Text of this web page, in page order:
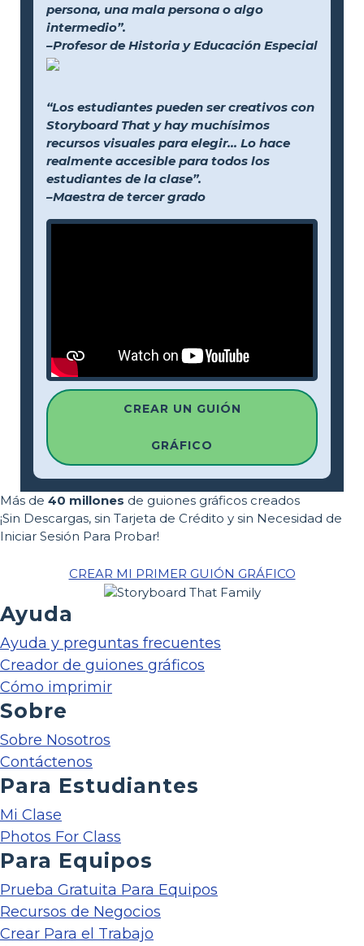
persona, una mala persona o algo
intermedio”.
–Profesor de Historia y Educación Especial
“Los estudiantes pueden ser creativos con
Storyboard That y hay muchísimos
recursos visuales para elegir... Lo hace
realmente accesible para todos los
estudiantes de la clase”.
–Maestra de tercer grado
CREAR UN GUIÓN
GRÁFICO
Más de 40 millones de guiones gráficos creados
¡Sin Descargas, sin Tarjeta de Crédito y sin Necesidad de
Iniciar Sesión Para Probar!
CREAR MI PRIMER GUIÓN GRÁFICO
Ayuda
Ayuda y preguntas frecuentes
Creador de guiones gráficos
Cómo imprimir
Sobre
Sobre Nosotros
Contáctenos
Para Estudiantes
Mi Clase
Photos For Class
Para Equipos
Prueba Gratuita Para Equipos
Recursos de Negocios
Crear Para el Trabajo